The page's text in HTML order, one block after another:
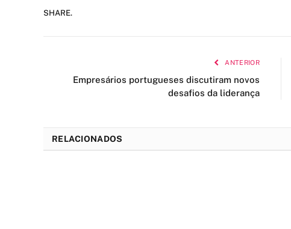
SHARE.
ANTERIOR
Empresários portugueses discutiram novos
desafios da liderança
RELACIONADOS